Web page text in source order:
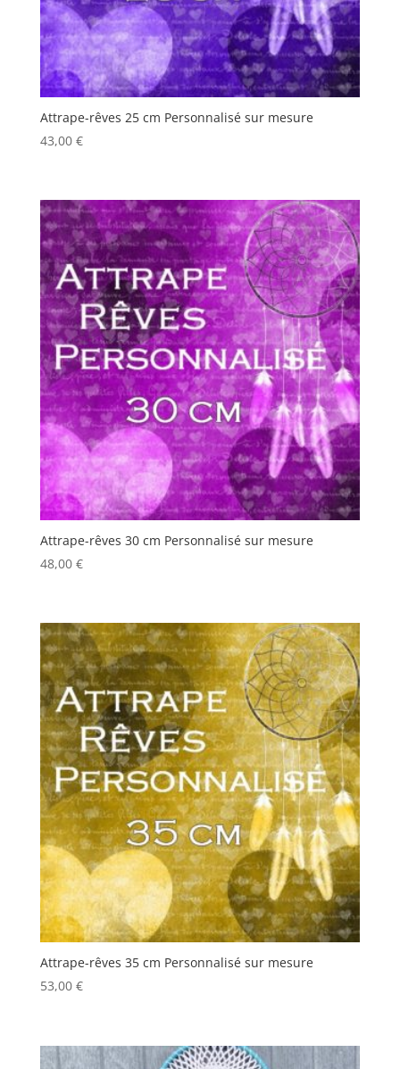
Attrape-rêves 25 cm Personnalisé sur mesure
43,00 €
Attrape-rêves 30 cm Personnalisé sur mesure
48,00 €
Attrape-rêves 35 cm Personnalisé sur mesure
53,00 €